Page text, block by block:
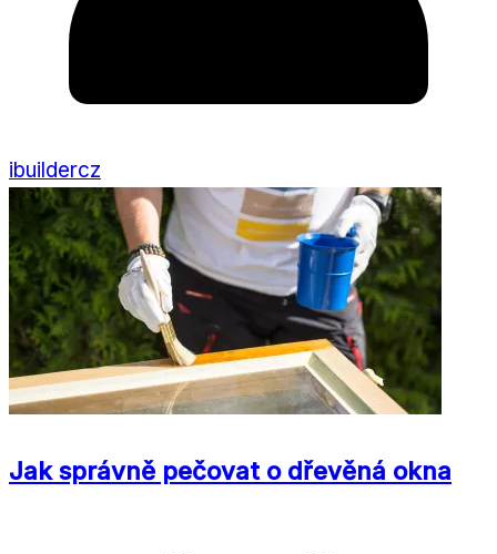
ibuildercz
Jak správně pečovat o dřevěná okna